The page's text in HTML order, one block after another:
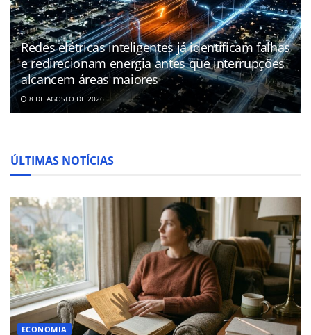
Redes elétricas inteligentes já identificam falhas
e redirecionam energia antes que interrupções
alcancem áreas maiores
8 DE AGOSTO DE 2026
ÚLTIMAS NOTÍCIAS
ECONOMIA